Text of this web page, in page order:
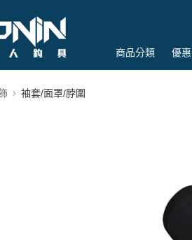
商品分類 優
袖套/面罩/脖圍